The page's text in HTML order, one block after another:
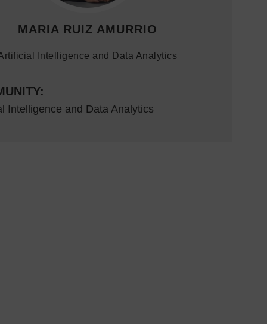
MARIA RUIZ AMURRIO
Intelligence and Data Analytics
Intelligence and Data Analytics